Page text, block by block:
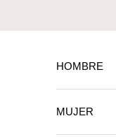
HOMBRE
MUJER